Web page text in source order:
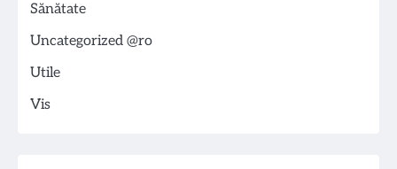
Sănătate
Uncategorized @ro
Utile
Vis